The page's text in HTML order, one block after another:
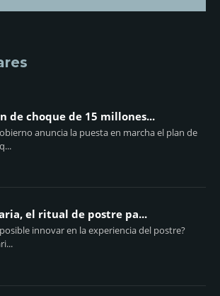
de choque de 15 millones...
anuncia la puesta en marcha el plan de
el ritual de postre pa...
innovar en la experiencia del postre?